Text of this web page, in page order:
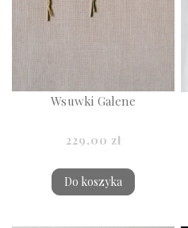
Wsuwki Galene
229,00 zł
Do koszyka